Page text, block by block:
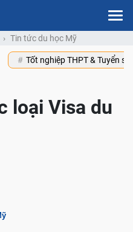
Tin tức du học Mỹ
Tốt nghiệp THPT & Tuyển
loại Visa du